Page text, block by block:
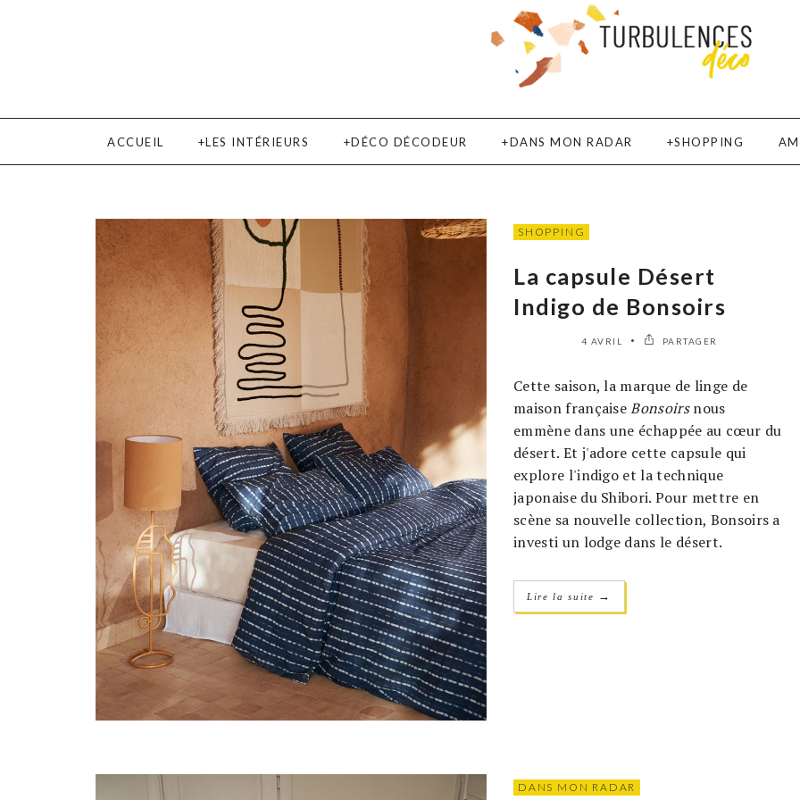
ACCUEIL LES INTÉRIEURS DÉCO DÉCODEUR DANS MON RADAR SHOPPING
SHOPPING
La capsule Désert
Indigo de Bonsoirs
4 AVRIL PARTAGER
Cette saison, la marque de linge de
maison françaiseBonsoirsnous
emmène dans une échappée au cœur du
désert. Et j'adore cette capsule qui
explore l'indigo et la technique
japonaise du Shibori. Pour mettre en
scène sa nouvelle collection, Bonsoirs a
investi un lodge dans le désert.
Lire la suite →
DANS MON RADAR